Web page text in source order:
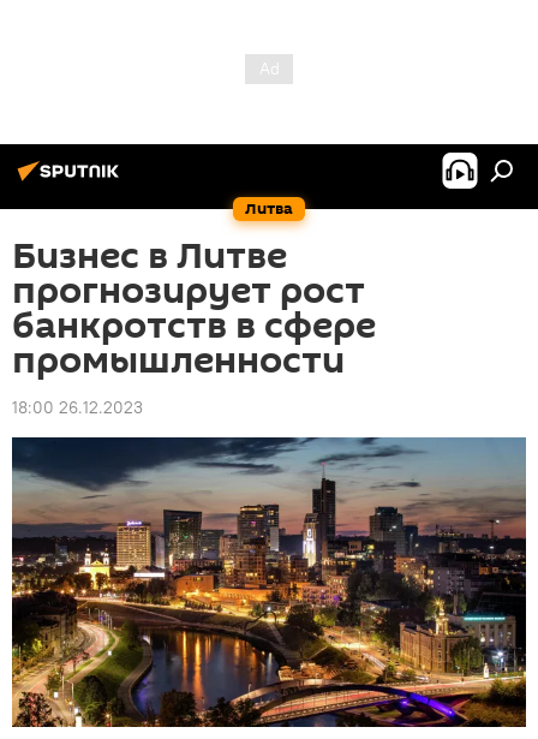
Литва
Бизнес в Литве
прогнозирует рост
банкротств в сфере
промышленности
18:00 26.12.2023